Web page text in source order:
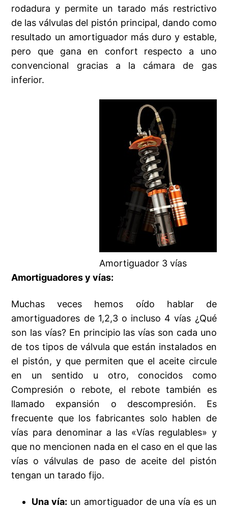
rodadura y permite un tarado más restrictivo
de las válvulas del pistón principal, dando como
resultado un amortiguador más duro y estable,
pero que gana en confort respecto a uno
convencional gracias a la cámara de gas
inferior.
Amortiguador 3 vías
Amortiguadores y vías:
Muchas veces hemos oído hablar de
amortiguadores de 1,2,3 o incluso 4 vías ¿Qué
son las vías? En principio las vías son cada uno
de tos tipos de válvula que están instalados en
el pistón, y que permiten que el aceite circule
en un sentido u otro, conocidos como
Compresión o rebote, el rebote también es
llamado expansión o descompresión. Es
frecuente que los fabricantes solo hablen de
vías para denominar a las «Vías regulables» y
que no mencionen nada en el caso en el que las
vías o válvulas de paso de aceite del pistón
tengan un tarado fijo.
Una vía: un amortiguador de una vía es un